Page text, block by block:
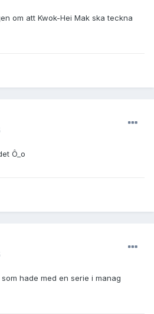
om att Kwok-Hei Mak ska teckna
Ô_o
hade med en serie i manag